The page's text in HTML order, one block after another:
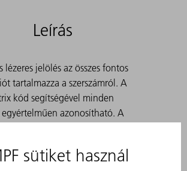
Leírás
lézeres jelölés az összes fontos
tartalmazza a szerszámról. A
kód segítségével minden
egyértelműen azonosítható. A
előhajlításnál a korcoláshoz.